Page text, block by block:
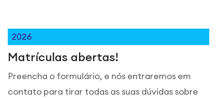
2026
Matrículas abertas!
Preencha o formulário, e nós entraremos em
contato para tirar todas as suas dúvidas sobre